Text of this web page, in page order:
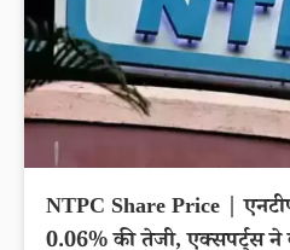
NTPC Share Price |
0.06% की तेजी, एक्सपर्ट्स